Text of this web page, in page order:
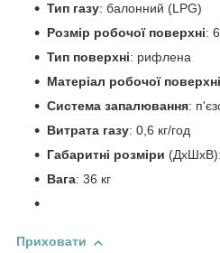
Тип газу: балонний (LPG)
Розмір робочої поверхні:
Тип поверхні: рифлена
Матеріал робочої поверхні
Система запалювання:
Витрата газу: 0,6 кг/год
Габаритні розміри
Вага: 36 кг
Приховати